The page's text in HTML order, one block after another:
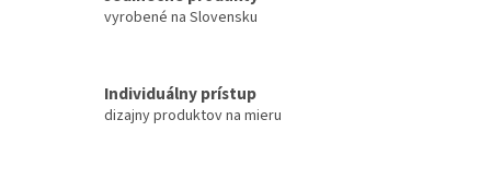
vyrobené na Slovensku
Individuálny prístup
dizajny produktov na mieru